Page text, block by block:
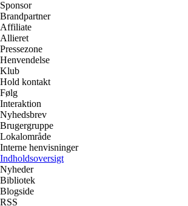
Sponsor
Brandpartner
Affiliate
Allieret
Pressezone
Henvendelse
Klub
Hold kontakt
Følg
Interaktion
Nyhedsbrev
Brugergruppe
Lokalområde
Interne henvisninger
Indholdsoversigt
Nyheder
Bibliotek
Blogside
RSS